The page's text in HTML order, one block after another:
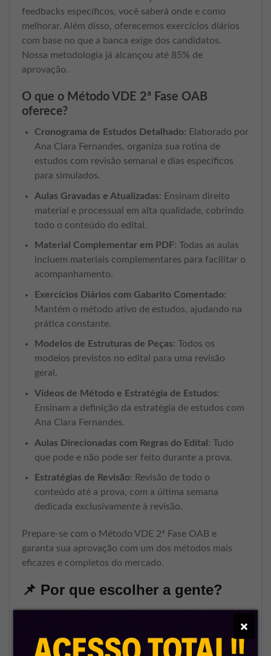
feedbacks específicos, você saberá onde e como
melhorar. Além disso, oferecemos exercícios diários
com base no que a banca exige dos candidatos.
Nossa metodologia já alcançou até 85% de
aprovação.
O que o Método VDE 2ª Fase OAB
oferece?
Cronograma de Estudos Detalhado: Elaborado por
Ana Clara Fernandes, organiza sua rotina de
estudos com revisão semanal e dias específicos
para simulados.
Aulas Gravadas e Atualizadas: Ensinam direito
material e processual em alta qualidade, cobrindo
todo o conteúdo do edital.
Material Complementar em PDF: Todas as aulas
incluem materiais complementares para facilitar o
acompanhamento.
Exercícios Diários com Gabarito Comentado:
Mantém o método ativo de estudos, ajudando na
prática constante.
Modelos de Estruturas de Peças: Todos os
modelos previstos no edital para uma revisão
geral.
Vídeos de Método e Estratégia de Estudos:
Ensinam a definição da estratégia de estudos com
Ana Clara Fernandes.
Aulas Direcionadas com Regras do Edital: Tudo
que pode e não pode ser feito durante a prova.
Estratégias de Revisão: Revisão de todo o
conteúdo até a prova, com a última semana
dedicada exclusivamente à revisão.
Prepare-se com o Método VDE 2ª Fase OAB e
garanta sua aprovação com um dos métodos mais
eficazes e completos do mercado.
📌 Por que escolher a gente?
confiáveis
×